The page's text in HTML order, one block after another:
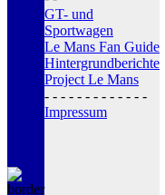
GT- und
Sportwagen
Le Mans Fan Guide
Hintergrundberichte
Project Le Mans
- - - - - - - - - - - - -
Impressum